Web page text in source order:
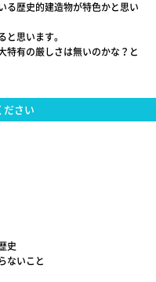
る歴史的建造物が特色かと思い
思います。
特有の厳しさは無いのかな？と
ださい
史
ないこと